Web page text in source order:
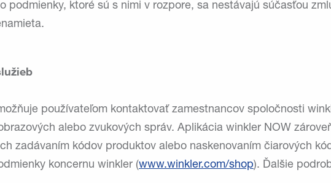
podmienky, ktoré sú s nimi v rozpore, sa nestávajú súčasťou
používateľom kontaktovať zamestnancov spoločnosti
alebo zvukových správ. Aplikácia winkler NOW
zadávaním kódov produktov alebo naskenovaním čiarových
koncernu winkler (www.winkler.com/shop). Ďalšie